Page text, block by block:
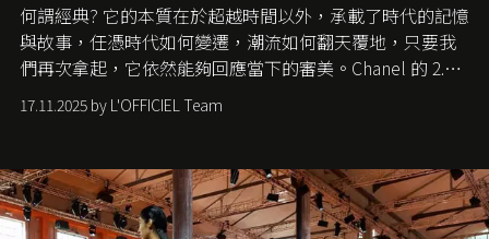
何謂經典? 它的本質在於超越時間以外，承載了時代的記憶
與故事，任憑時代如何變遷，潮流如何翻天覆地，只要我
們再次拿起，它依然能夠回應當下的審美。Chanel 的 2.55
手袋更是這樣存在，自問世至今，一直有着舉足輕重的地
位。如果說每個女生的第一個夢想手袋是 Chanel，那 2.55
愛它的雋永與優雅。那麼這個手袋是怎麼誕生的呢？又為
甚麼取名叫 2.55 ？今天就由《L'Officiel HK》帶你穿越流金
歲月，回顧 2.55 的誕生故事。
17.11.2025 by L'OFFICIEL Team